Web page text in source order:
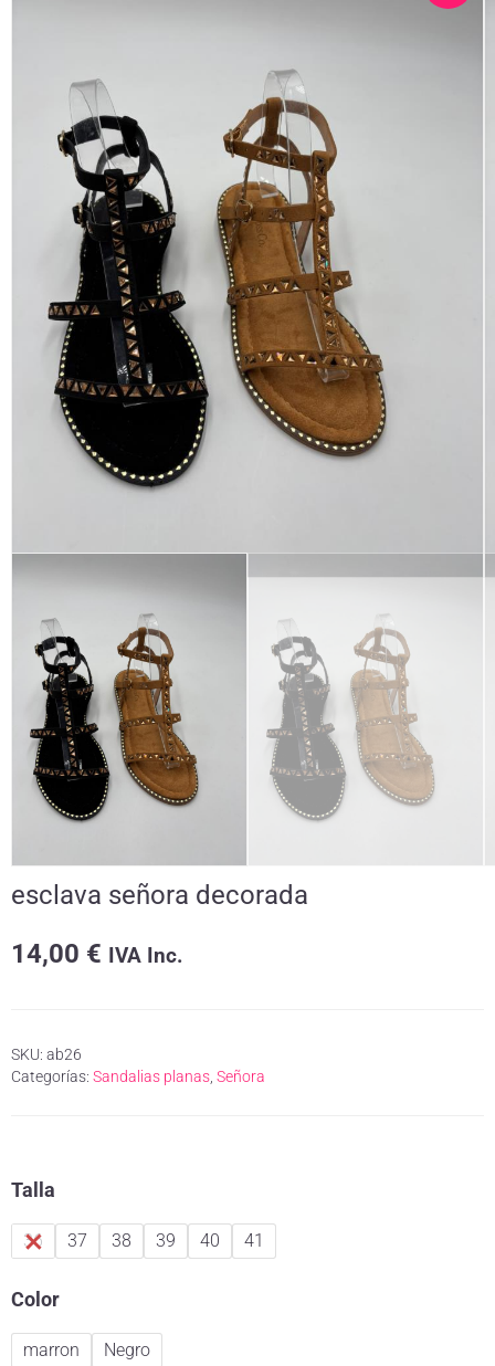
Contacto
esclava señora decorada
14,00 € IVA Inc.
SKU: ab26
Categorías: Sandalias planas, Señora
Talla
36 37 38 39 40 41
Color
marron Negro